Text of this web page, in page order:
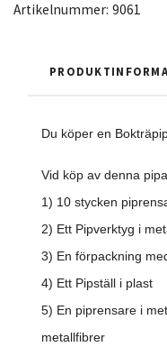
Artikelnummer: 9061
Du köper en
Vid köp av denna
1) 10 stycken
2) Ett Pipverktyg i
3) En förpackning
4) Ett Pipställ i plast
5) En piprensare i
metallfibrer